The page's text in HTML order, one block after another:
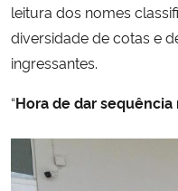
leitura dos nomes
diversidade de cotas e
ingressantes.
“Hora de dar sequência